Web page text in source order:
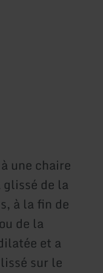
une chaire
de la
à la fin de
de la
et a
sur le